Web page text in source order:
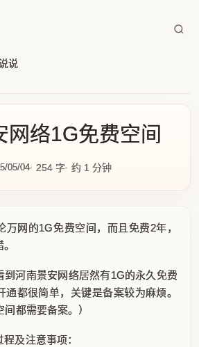
说
网络1G免费空间
05/04 254 字 约 1 分钟
万网的1G免费空间，而且免费2年，
到河南景安网络居然有1G的永久免费
通都很简单，关键是备案较为麻烦。
间都需要备案。）
及注意事项：